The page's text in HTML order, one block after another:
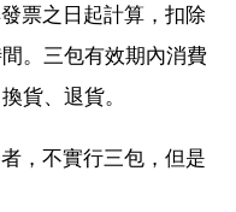
票之日起計算，扣除
。三包有效期內消費
貨、退貨。
，不實行三包，但是